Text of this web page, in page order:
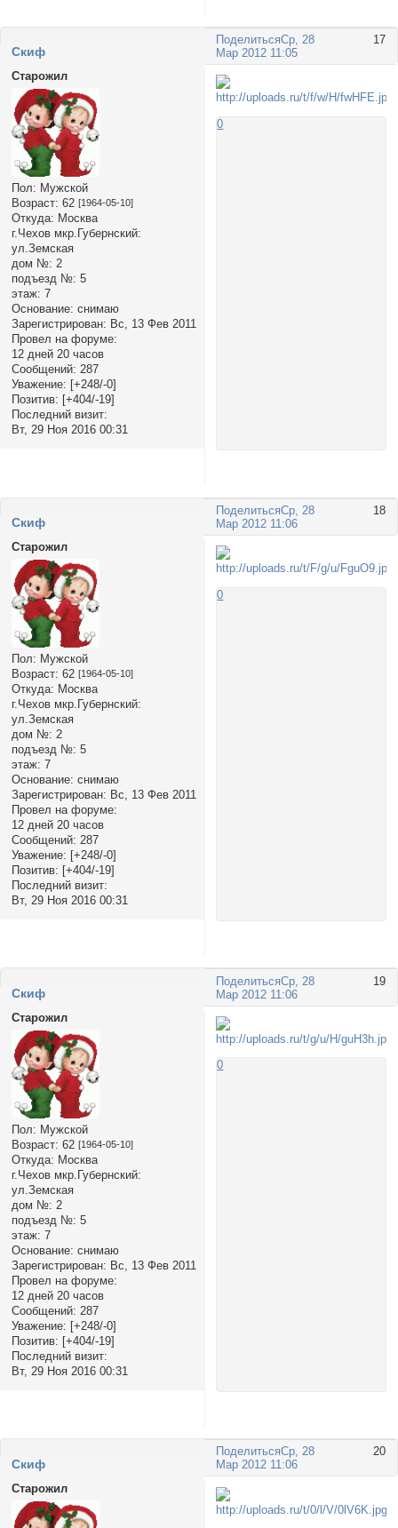
Поделиться 17
Ср, 28
Мар 2012 11:05
Cкиф
Старожил
Пол: Мужской
Возраст: 62 [1964-05-10]
Откуда: Москва
г.Чехов мкр.Губернский:
ул.Земская
дом №: 2
подъезд №: 5
этаж: 7
Основание: снимаю
Зарегистрирован: Вс, 13 Фев 2011
Провел на форуме:
12 дней 20 часов
Сообщений: 287
Уважение: [+248/-0]
Позитив: [+404/-19]
Последний визит:
Вт, 29 Ноя 2016 00:31
0
Поделиться 18
Ср, 28
Мар 2012 11:06
Cкиф
Старожил
Пол: Мужской
Возраст: 62 [1964-05-10]
Откуда: Москва
г.Чехов мкр.Губернский:
ул.Земская
дом №: 2
подъезд №: 5
этаж: 7
Основание: снимаю
Зарегистрирован: Вс, 13 Фев 2011
Провел на форуме:
12 дней 20 часов
Сообщений: 287
Уважение: [+248/-0]
Позитив: [+404/-19]
Последний визит:
Вт, 29 Ноя 2016 00:31
0
Поделиться 19
Ср, 28
Мар 2012 11:06
Cкиф
Старожил
Пол: Мужской
Возраст: 62 [1964-05-10]
Откуда: Москва
г.Чехов мкр.Губернский:
ул.Земская
дом №: 2
подъезд №: 5
этаж: 7
Основание: снимаю
Зарегистрирован: Вс, 13 Фев 2011
Провел на форуме:
12 дней 20 часов
Сообщений: 287
Уважение: [+248/-0]
Позитив: [+404/-19]
Последний визит:
Вт, 29 Ноя 2016 00:31
0
Поделиться 20
Ср, 28
Мар 2012 11:06
Cкиф
Старожил